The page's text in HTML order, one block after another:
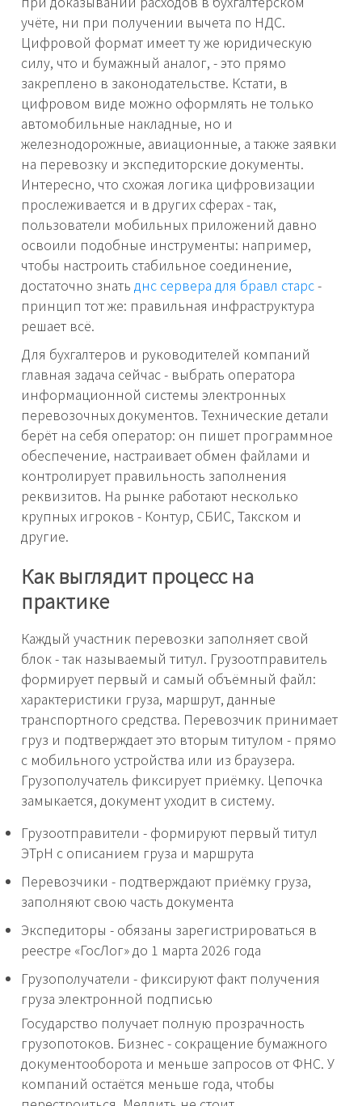
учёте, ни при получении вычета по НДС.
Цифровой формат имеет ту же юридическую
силу, что и бумажный аналог, - это прямо
закреплено в законодательстве. Кстати, в
цифровом виде можно оформлять не только
автомобильные накладные, но и
железнодорожные, авиационные, а также заявки
на перевозку и экспедиторские документы.
Интересно, что схожая логика цифровизации
прослеживается и в других сферах - так,
пользователи мобильных приложений давно
освоили подобные инструменты: например,
чтобы настроить стабильное соединение,
достаточно знать днс сервера для бравл старс-
принцип тот же: правильная инфраструктура
решает всё.
Для бухгалтеров и руководителей компаний
главная задача сейчас - выбрать оператора
информационной системы электронных
перевозочных документов. Технические детали
берёт на себя оператор: он пишет программное
обеспечение, настраивает обмен файлами и
контролирует правильность заполнения
реквизитов. На рынке работают несколько
крупных игроков - Контур, СБИС, Такском и
другие.
Как выглядит процесс на
практике
Каждый участник перевозки заполняет свой
блок - так называемый титул. Грузоотправитель
формирует первый и самый объёмный файл:
характеристики груза, маршрут, данные
транспортного средства. Перевозчик принимает
груз и подтверждает это вторым титулом - прямо
с мобильного устройства или из браузера.
Грузополучатель фиксирует приёмку. Цепочка
замыкается, документ уходит в систему.
Грузоотправители - формируют первый титул
ЭТрН с описанием груза и маршрута
Перевозчики - подтверждают приёмку груза,
заполняют свою часть документа
Экспедиторы - обязаны зарегистрироваться в
реестре «ГосЛог» до 1 марта 2026 года
Грузополучатели - фиксируют факт получения
груза электронной подписью
Государство получает полную прозрачность
грузопотоков. Бизнес - сокращение бумажного
документооборота и меньше запросов от ФНС. У
компаний остаётся меньше года, чтобы